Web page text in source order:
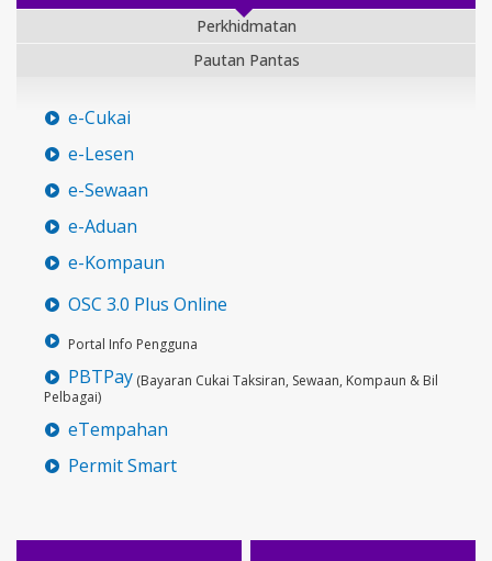
Perkhidmatan
Pautan Pantas
e-Cukai
e-Lesen
e-Sewaan
e-Aduan
e-Kompaun
OSC 3.0 Plus Online
Portal Info Pengguna
PBTPay (Bayaran Cukai Taksiran, Sewaan, Kompaun & Bil
Pelbagai)
eTempahan
Permit Smart